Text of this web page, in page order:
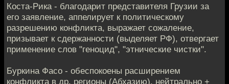
Коста-Рика - благодарит представителя Грузии за
его заявление, аппелирует к политическому
разрешению конфликта, выражает сожаление,
призывает к сдержанности (выделяет РФ), отвергает
применение слов "геноцид", "этнические чистки".
Буркина Фасо - обеспокоены расширением
конфликта в др. регионы (Абхазию), нейтрально +